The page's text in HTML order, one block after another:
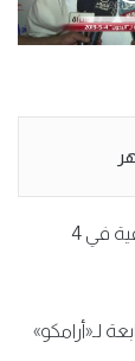
ولا خمر؟!.
«الصناعة» تغلق 19 قسيمة صناعية في 4
لـ«أرامكو»